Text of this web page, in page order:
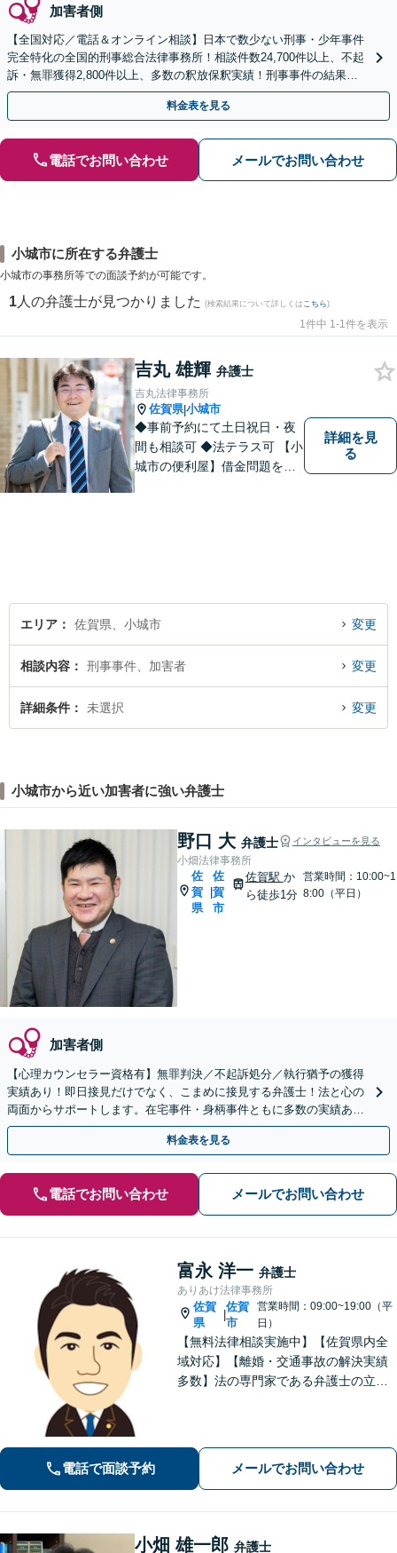
加害者側
【全国対応／電話＆オンライン相談】日本で数少ない刑事・少年事件
完全特化の全国的刑事総合法律事務所！相談件数24,700件以上、不起
訴・無罪獲得2,800件以上、多数の釈放保釈実績！刑事事件の結果は
弁護士の腕次第で変わります【初回相談無料】
料金表を見る
電話でお問い合わせ メールでお問い合わせ
小城市に所在する弁護士
小城市の事務所等での面談予約が可能です。
1 人の弁護士が見つかりました (検索結果について詳しくは こちら)
1件中 1-1件を表示
吉丸 雄輝 弁護士
吉丸法律事務所
佐賀県|小城市
◆事前予約にて土日祝日・夜
間も相談可 ◆法テラス可 【小
城市の便利屋】借金問題を中
詳細を見
る
エリア 佐賀県、小城市 変更
相談内容 刑事事件、加害者 変更
詳細条件 未選択 変更
小城市から近い加害者に強い弁護士
野口 大 弁護士 インタビューを見る
小畑法律事務所
佐
賀
県
|
佐
賀
市
佐賀駅 か
ら徒歩1分
営業時間：10:00~1
8:00（平日）
加害者側
【心理カウンセラー資格有】無罪判決／不起訴処分／執行猶予の獲得
実績あり！即日接見だけでなく、こまめに接見する弁護士！法と心の
両面からサポートします。在宅事件・身柄事件ともに多数の実績あり
【初回相談無料】【佐賀駅1分】
料金表を見る
電話でお問い合わせ メールでお問い合わせ
富永 洋一 弁護士
ありあけ法律事務所
佐賀
県
|
佐賀
市
営業時間：09:00~19:00（平
日）
【無料法律相談実施中】【佐賀県内全
域対応】【離婚・交通事故の解決実績
多数】法の専門家である弁護士の立場
電話で面談予約 メールでお問い合わせ
小畑 雄一郎 弁護士